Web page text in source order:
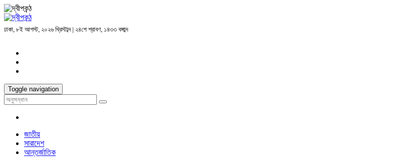
ঢাকা, ৮ই আগস্ট, ২০২৬ খ্রিস্টাব্দ | ২৪শে শ্রাবণ, ১৪৩৩ বঙ্গাব্দ
Toggle navigation
জাতীয়
সারাদেশ
আন্তর্জাতিক